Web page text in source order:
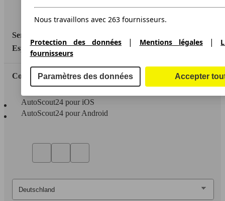
Service
Espace Pro
Contact
AutoScout24 pour iOS
AutoScout24 pour Android
Nous travaillons avec 263 fournisseurs.
Protection des données | Mentions légales|
fournisseurs
Paramètres des données Accepter